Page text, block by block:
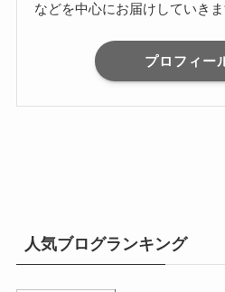
などを中心にお届けしていきま
プロフィー
人気ブログランキング